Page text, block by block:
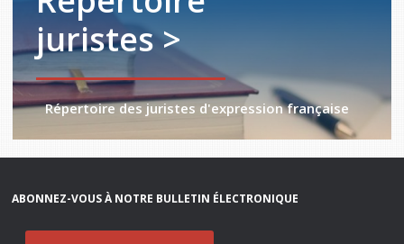
juristes >
Répertoire des juristes d'expression française
ABONNEZ-VOUS À NOTRE BULLETIN ÉLECTRONIQUE